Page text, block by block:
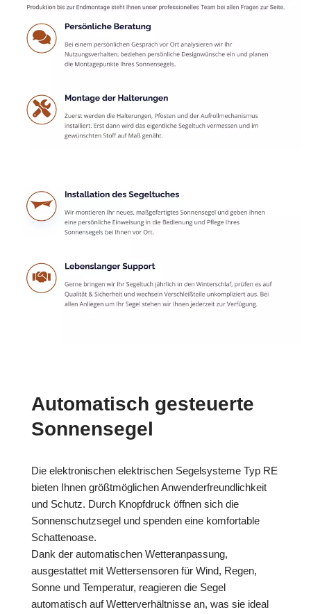
Automatisch gesteuerte
Sonnensegel
Die elektronischen elektrischen Segelsysteme Typ RE
bieten Ihnen größtmöglichen Anwenderfreundlichkeit
und Schutz. Durch Knopfdruck öffnen sich die
Sonnenschutzsegel und spenden eine komfortable
Schattenoase.
Dank der automatischen Wetteranpassung,
ausgestattet mit Wettersensoren für Wind, Regen,
Sonne und Temperatur, reagieren die Segel
automatisch auf Wetterverhältnisse an, was sie ideal